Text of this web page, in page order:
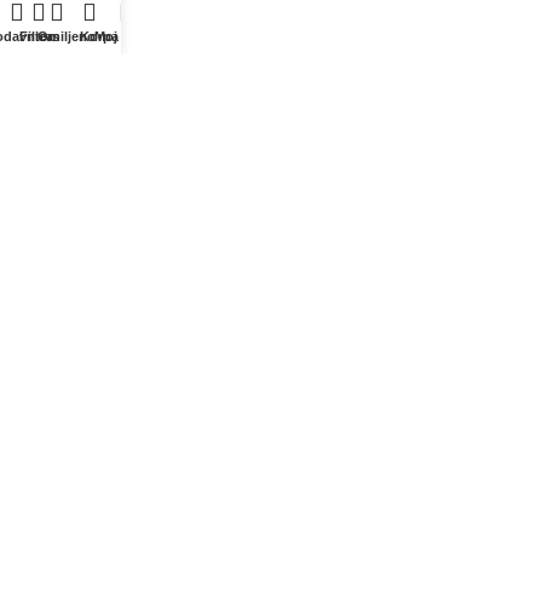
Kako poručiti
FiltersOmiljenoKorpa
Moj nalog